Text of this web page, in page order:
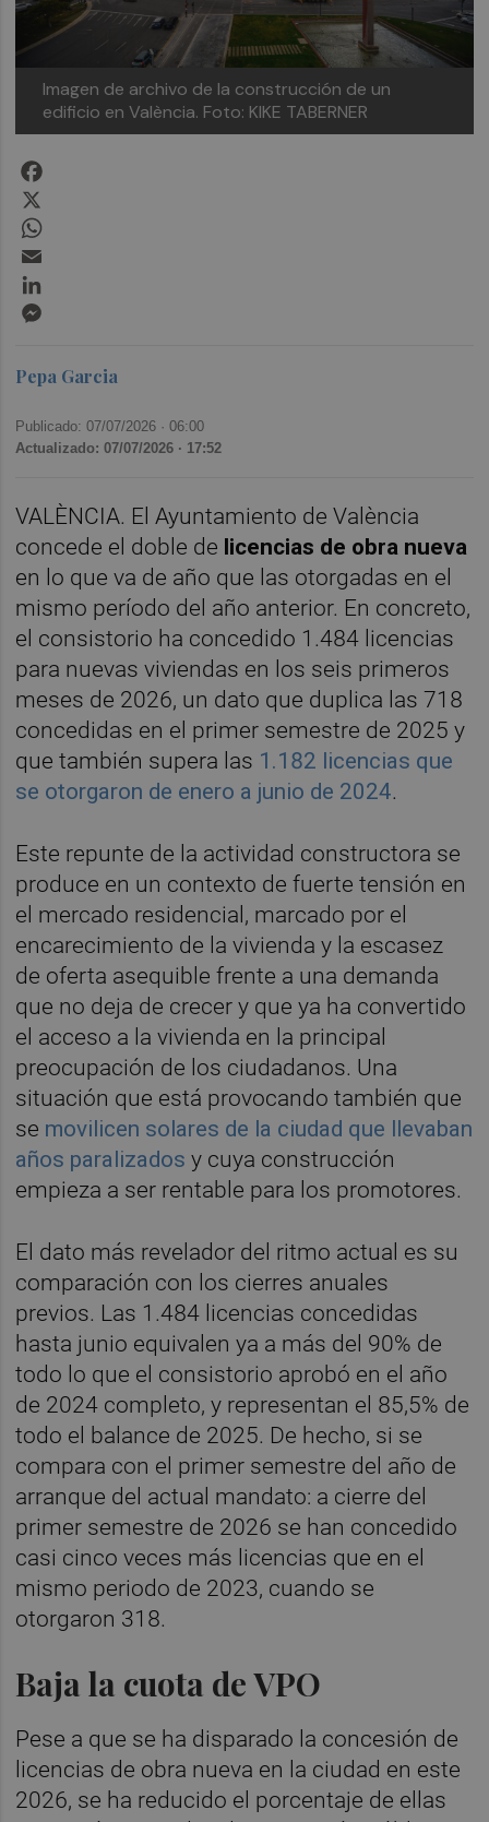
Imagen de archivo de la construcción de un
edificio en València. Foto: KIKE TABERNER
Pepa Garcia
Publicado: 07/07/2026 ·06:00
Actualizado: 07/07/2026 · 17:52
VALÈNCIA. El Ayuntamiento de València
concede el doble de licencias de obra nueva
en lo que va de año que las otorgadas en el
mismo período del año anterior. En concreto,
el consistorio ha concedido 1.484 licencias
para nuevas viviendas en los seis primeros
meses de 2026, un dato que duplica las 718
concedidas en el primer semestre de 2025 y
que también supera las 1.182 licencias que
se otorgaron de enero a junio de 2024.
Este repunte de la actividad constructora se
produce en un contexto de fuerte tensión en
el mercado residencial, marcado por el
encarecimiento de la vivienda y la escasez
de oferta asequible frente a una demanda
que no deja de crecer y que ya ha convertido
el acceso a la vivienda en la principal
preocupación de los ciudadanos. Una
situación que está provocando también que
se movilicen solares de la ciudad que llevaban
años paralizados y cuya construcción
empieza a ser rentable para los promotores.
El dato más revelador del ritmo actual es su
comparación con los cierres anuales
previos. Las 1.484 licencias concedidas
hasta junio equivalen ya a más del 90% de
todo lo que el consistorio aprobó en el año
de 2024 completo, y representan el 85,5% de
todo el balance de 2025. De hecho, si se
compara con el primer semestre del año de
arranque del actual mandato: a cierre del
primer semestre de 2026 se han concedido
casi cinco veces más licencias que en el
mismo periodo de 2023, cuando se
otorgaron 318.
Baja la cuota de VPO
Pese a que se ha disparado la concesión de
licencias de obra nueva en la ciudad en este
2026, se ha reducido el porcentaje de ellas